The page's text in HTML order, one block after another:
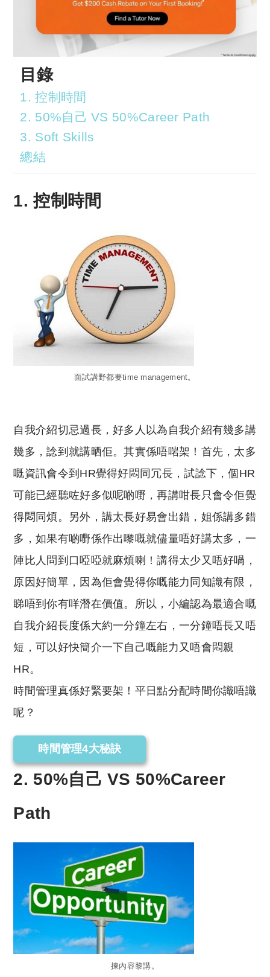
目錄
1. 控制時間
2. 50%自己 VS 50%Career Path
3. Soft Skills
總結
1. 控制時間
面試講野都要time management。
自我介紹切忌過長，好多人以為自我介紹有幾多講
幾多，諗到就講晒佢。其實係唔啱架！首先，太多
嘅資訊會令到HR覺得好悶同冗長，試諗下，個HR
可能已經聽咗好多似呢啲嘢，再講咁長只會令佢覺
得悶同煩。另外，講太長好易會出錯，姐係講多錯
多，如果有啲嘢係作出嚟嘅就儘量唔好講太多，一
陣比人問到口啞啞就麻煩喇！講得太少又唔好喎，
原因好簡單，因為佢會覺得你嘅能力同知識有限，
睇唔到你有咩潛在價值。所以，小編認為最適合嘅
自我介紹長度係大約一分鐘左右，一分鐘唔長又唔
短，可以好快簡介一下自己嘅能力又唔會悶親
HR。
時間管理真係好緊要架！平日點分配時間你識唔識
呢？
時間管理4大秘訣
2. 50%自己 VS 50%Career
Path
揀內容黎講。